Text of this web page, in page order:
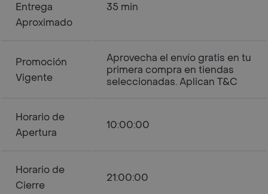
Entrega
Aproximado
35 min
Promoción
Vigente
Aprovecha el envío gratis en tu
primera compra en tiendas
seleccionadas. Aplican T&C
Horario de
Apertura
10:00:00
Horario de
Cierre
21:00:00